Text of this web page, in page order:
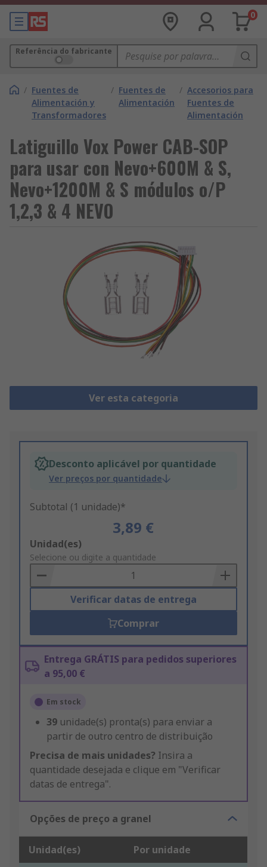
0
Referência do fabricante
/ Fuentes de
Alimentación y
Transformadores
/ Fuentes de
Alimentación
/ Accesorios para
Fuentes de
Alimentación
Latiguillo Vox Power CAB-SOP
para usar con Nevo+600M & S,
Nevo+1200M & S módulos o/P
1,2,3 & 4 NEVO
Ver esta categoria
Desconto aplicável por quantidade
Ver preços por quantidade
Subtotal (1 unidade)*
3,89 €
Add
to
Basket
Unidad(es)
Selecione ou digite a quantidade
Verificar datas de entrega
Comprar
Entrega GRÁTIS para pedidos superiores
a 95,00 €
Em stock
39 unidade(s) pronta(s) para enviar a
partir de outro centro de distribuição
Precisa de mais unidades? Insira a
quantidade desejada e clique em "Verificar
datas de entrega".
Opções de preço a granel
Unidad(es) Por unidade